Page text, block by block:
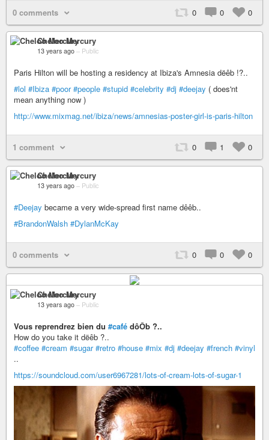
0 comments 0 0 0
Cheloo Mercury
13 years ago – Public
Paris Hilton will be hosting a residency at Ibiza's Amnesia dëêb !?..
#lol #Ibiza #poor #people #stupid #celebrity #dj #deejay ( does'nt
mean anything now )
http://www.mixmag.net/ibiza/news/amnesias-poster-girl-is-paris-hilton
1 comment 0 1 0
Cheloo Mercury
13 years ago – Public
#Deejay became a very wide-spread first name dêêb..
#BrandonWalsh #DylanMcKay
0 comments 0 0 0
Cheloo Mercury
13 years ago – Public
Vous reprendrez bien du #café dôÔb ?..
How do you take it dëêb ?..
#coffee #cream #sugar #retro #house #mix #dj #deejay #french #vinyl
..
https://soundcloud.com/user6967281/lots-of-cream-lots-of-sugar-1